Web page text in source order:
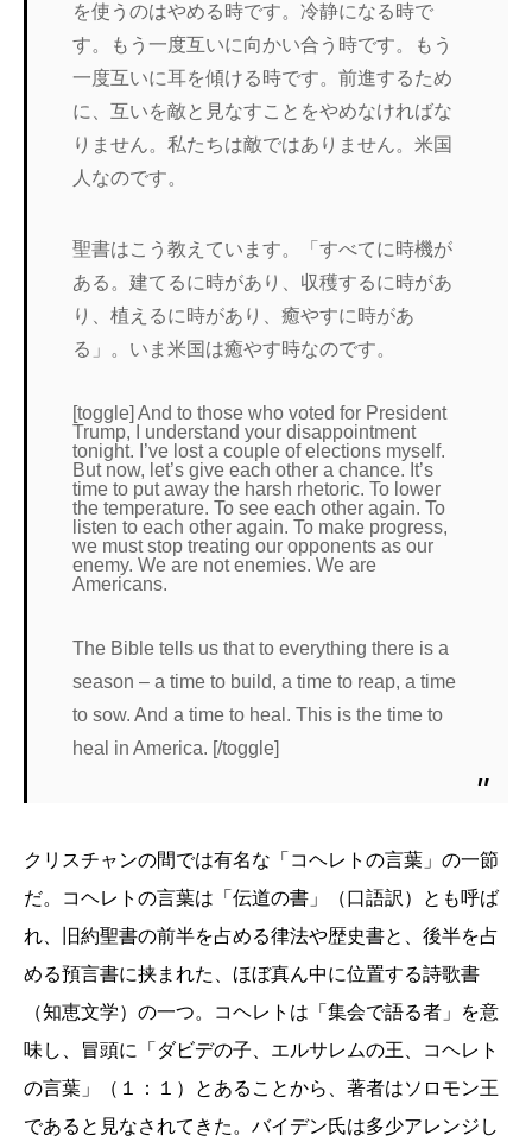
を使うのはやめる時です。冷静になる時で
す。もう一度互いに向かい合う時です。もう
一度互いに耳を傾ける時です。前進するため
に、互いを敵と見なすことをやめなければな
りません。私たちは敵ではありません。米国
人なのです。
聖書はこう教えています。「すべてに時機が
ある。建てるに時があり、収穫するに時があ
り、植えるに時があり、癒やすに時があ
る」。いま米国は癒やす時なのです。
[toggle] And to those who voted for President
Trump, I understand your disappointment
tonight. I’ve lost a couple of elections myself.
But now, let’s give each other a chance. It’s
time to put away the harsh rhetoric. To lower
the temperature. To see each other again. To
listen to each other again. To make progress,
we must stop treating our opponents as our
enemy. We are not enemies. We are
Americans.
The Bible tells us that to everything there is a
season – a time to build, a time to reap, a time
to sow. And a time to heal. This is the time to
heal in America. [/toggle]
クリスチャンの間では有名な「コヘレトの言葉」の一節
だ。コヘレトの言葉は「伝道の書」（口語訳）とも呼ば
れ、旧約聖書の前半を占める律法や歴史書と、後半を占
める預言書に挟まれた、ほぼ真ん中に位置する詩歌書
（知恵文学）の一つ。コヘレトは「集会で語る者」を意
味し、冒頭に「ダビデの子、エルサレムの王、コヘレト
の言葉」（１：１）とあることから、著者はソロモン王
であると見なされてきた。バイデン氏は多少アレンジし